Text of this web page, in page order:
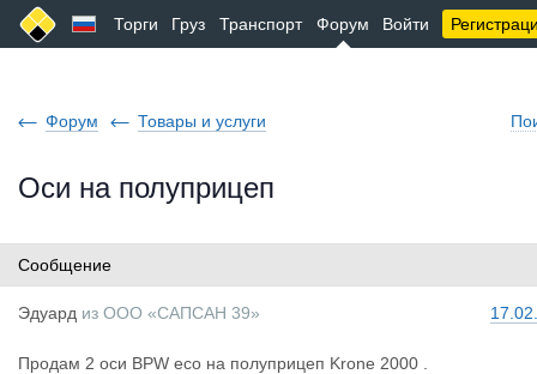
Торги Груз Транспорт Форум Войти
Форум Товары и услуги
Оси на полуприцеп
Сообщение
Эдуард из ООО «САПСАН 39»
Продам 2 оси BPW eco на полуприцеп Krone 2000 .